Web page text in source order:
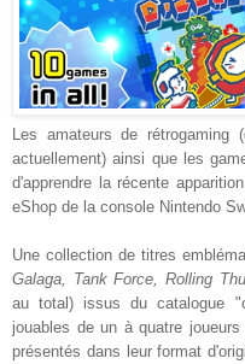
Les amateurs de
actuellement) ainsi que les
d'apprendre la récente
eShop de la console Nintendo
Une collection de titres
Galaga, Tank Force, Rolling
au total) issus du catalogue
jouables de un à quatre
présentés dans leur format